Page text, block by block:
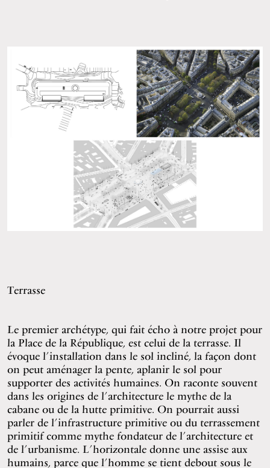
Terrasse
Le premier archétype, qui fait écho à notre projet pour
la Place de la République, est celui de la terrasse. Il
évoque l’installation dans le sol incliné, la façon dont
on peut aménager la pente, aplanir le sol pour
supporter des activités humaines. On raconte souvent
dans les origines de l’architecture le mythe de la
cabane ou de la hutte primitive. On pourrait aussi
parler de l’infrastructure primitive ou du terrassement
primitif comme mythe fondateur de l’architecture et
de l’urbanisme. L’horizontale donne une assise aux
humains, parce que l’homme se tient debout sous le